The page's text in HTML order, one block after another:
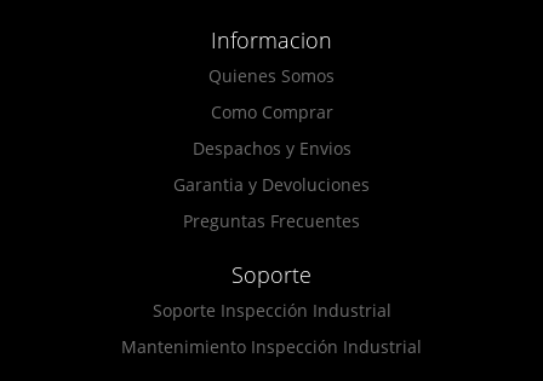
Informacion
Quienes Somos
Como Comprar
Despachos y Envios
Garantia y Devoluciones
Preguntas Frecuentes
Soporte
Soporte Inspección Industrial
Mantenimiento Inspección Industrial